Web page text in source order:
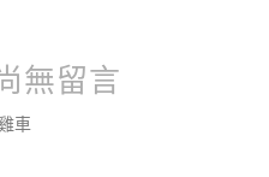
無留言
車